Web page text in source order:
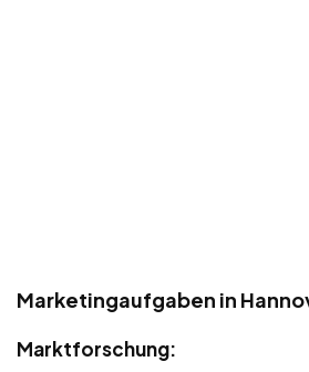
Marketingaufgaben in
Marktforschung: